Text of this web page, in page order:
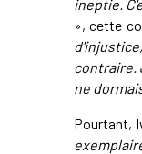
ineptie.
», cette
contraire.
ne
Pourtant,